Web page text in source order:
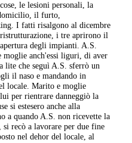
le lesioni personali, la
il furto,
I fatti risalgono al dicembre
i tre aprirono il
degli impianti. A.S.
moglie anch'essi liguri, di aver
lite che seguì A.S. sferrò un
il naso e mandando in
locale. Marito e moglie
per rientrare danneggiò la
si estesero anche alla
a quando A.S. non ricevette la
recò a lavorare per due fine
nel dehor del locale, al